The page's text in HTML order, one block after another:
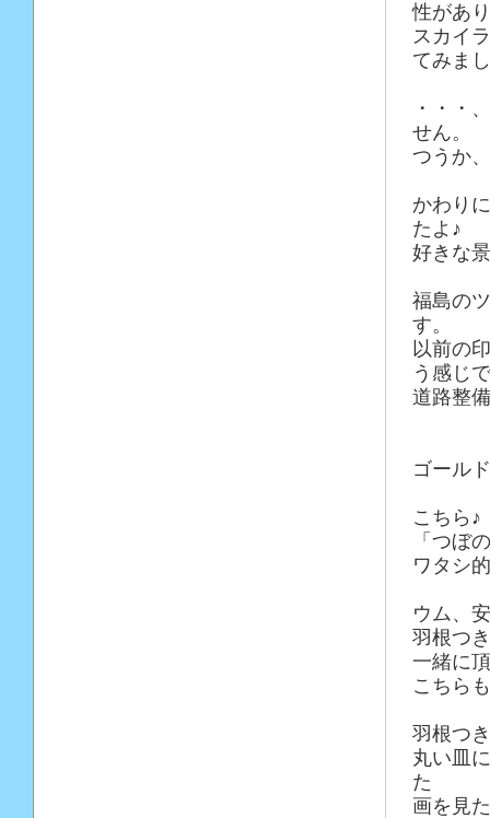
性があ
スカイ
てみま
・・・
せん。
つうか
かわり
たよ♪
好きな
福島の
す。
以前の
う感じ
道路整
ゴール
こちら♪
「つぼ
ワタシ
ウム、
羽根つ
一緒に
こちら
羽根つ
丸い皿
た
画を見